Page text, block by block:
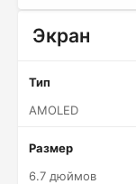
Экран
Тип
AMOLED
Размер
6.7 дюймов